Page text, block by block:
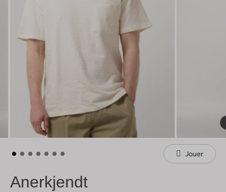
Jouer
Anerkjendt